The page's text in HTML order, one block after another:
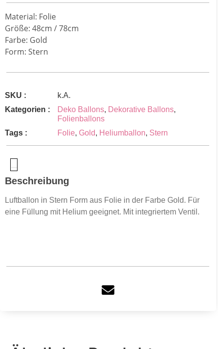
Material: Folie
Größe: 48cm / 78cm
Farbe: Gold
Form: Stern
SKU :
k.A.
Kategorien :
Deko Ballons, Dekorative Ballons,
Folienballons
Tags :
Folie, Gold, Heliumballon, Stern
Beschreibung
Luftballon in Stern Form aus Folie in der Farbe Gold. Für
eine Füllung mit Helium geeignet. Mit integriertem Ventil.